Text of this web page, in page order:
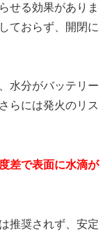
せる効果がありま
ておらず、開閉に
水分がバッテリー
らには発火のリス
差で表面に水滴が
推奨されず、安定